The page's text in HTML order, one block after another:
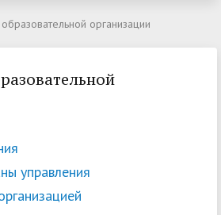
организации
управления